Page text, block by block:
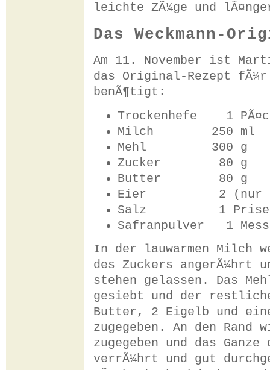
leichte ZÃ¼ge und
Das Weckmann-
Am 11. November ist
das Original-Rezept fÃ¼r
benÃ¶tigt:
Trockenhefe 1
Milch 250 ml
Mehl 300 g
Zucker 80 g
Butter 80 g
Eier 2 (nur
Salz 1 Prise
Safranpulver 1
In der lauwarmen Milch
des Zuckers angerÃ¼hrt
stehen gelassen. Das
gesiebt und der
Butter, 2 Eigelb und
zugegeben. An den
zugegeben und das
verrÃ¼hrt und gut